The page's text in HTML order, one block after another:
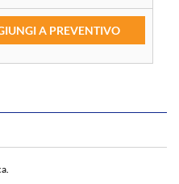
A PREVENTIVO